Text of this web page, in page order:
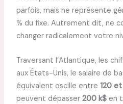
parfois, mais ne représente
% du fixe. Autrement dit, ne
changer radicalement votre
Traversant l’Atlantique, les
aux États-Unis, le salaire de
équivalent oscille entre 120
peuvent dépasser 200 k$en